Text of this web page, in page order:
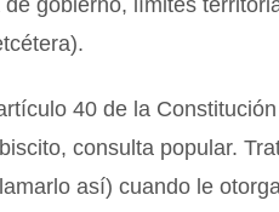
gobierno, límites
40 de la
consulta popular.
así) cuando le